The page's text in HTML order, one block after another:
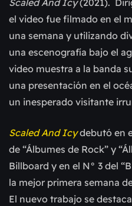
Scaled And Icy(2021).
el video fue filmado en el
una semana y utilizando
una escenografía bajo el
video muestra a la banda
una presentación en el
un inesperado visitante
Scaled And Icy debutó en
de “Álbumes de Rock” y
Billboard y en el N° 3 del
la mejor primera semana
El nuevo trabajo se